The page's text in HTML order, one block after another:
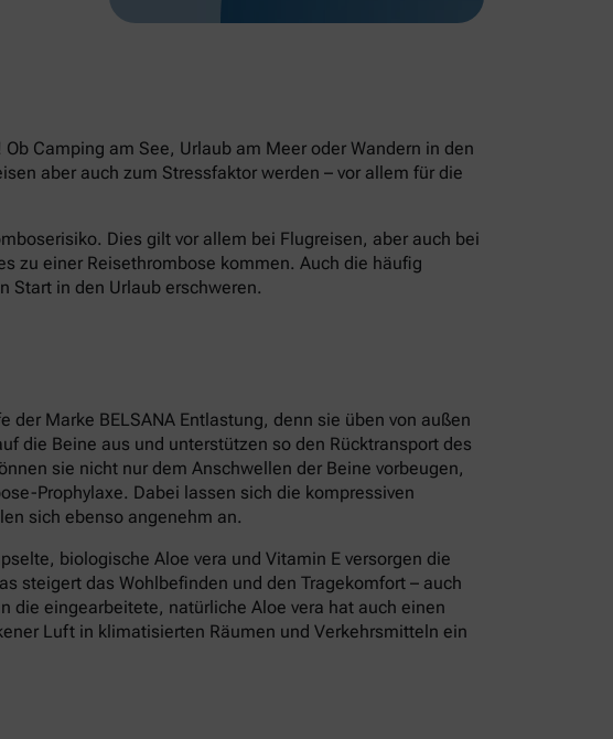
Camping am See, Urlaub am Meer oder Wandern in den
aber auch zum Stressfaktor werden – vor allem für die
Dies gilt vor allem bei Flugreisen, aber auch bei
zu einer Reisethrombose kommen. Auch die häufig
Start in den Urlaub erschweren.
der Marke BELSANA Entlastung, denn sie üben von außen
die Beine aus und unterstützen so den Rücktransport des
sie nicht nur dem Anschwellen der Beine vorbeugen,
Prophylaxe. Dabei lassen sich die kompressiven
sich ebenso angenehm an.
biologische Aloe vera und Vitamin E versorgen die
steigert das Wohlbefinden und den Tragekomfort – auch
die eingearbeitete, natürliche Aloe vera hat auch einen
Luft in klimatisierten Räumen und Verkehrsmitteln ein